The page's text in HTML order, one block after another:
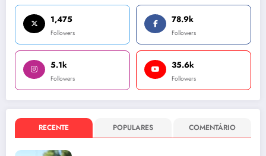
1,475
Followers
78.9k
Followers
5.1k
Followers
35.6k
Followers
RECENTE POPULARES COMENTÁRIO